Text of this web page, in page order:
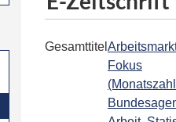
Gesamttitel
Fokus